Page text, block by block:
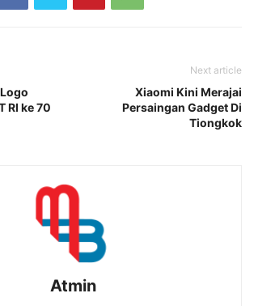
RI ke 70
Next article
Xiaomi Kini Merajai
Persaingan Gadget Di
Tiongkok
Atmin